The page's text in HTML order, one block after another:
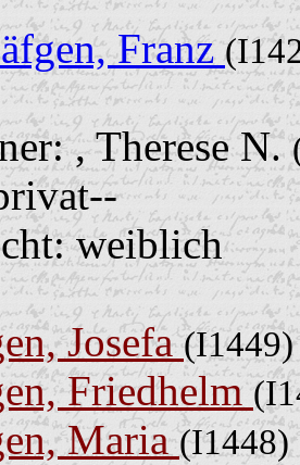
Franz
, Therese N.
weiblich
Josefa(I1449)
Friedhelm
Maria(I1448)